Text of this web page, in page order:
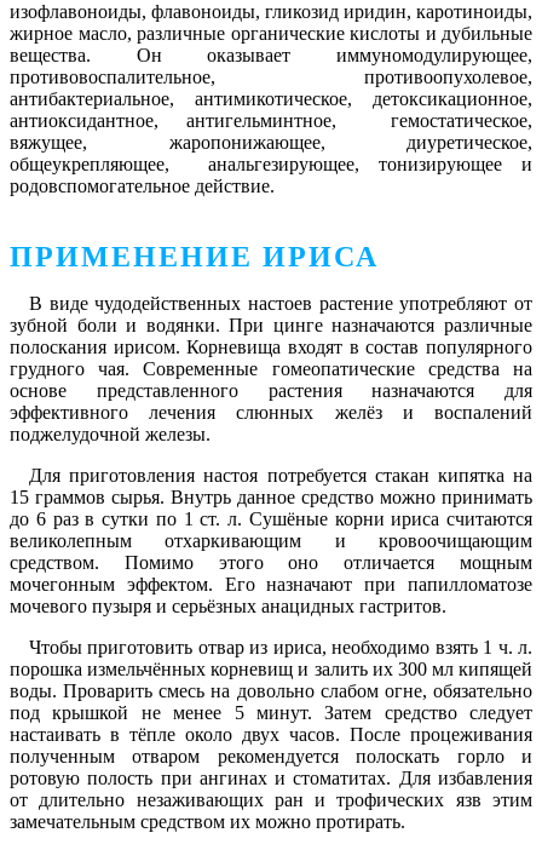
изофлавоноиды, флавоноиды, гликозид иридин, каротиноиды,
жирное масло, различные органические кислоты и дубильные
вещества. Он оказывает иммуномодулирующее,
противовоспалительное, противоопухолевое,
антибактериальное, антимикотическое, детоксикационное,
антиоксидантное, антигельминтное, гемостатическое,
вяжущее, жаропонижающее, диуретическое,
общеукрепляющее, анальгезирующее, тонизирующее и
родовспомогательное действие.
ПРИМЕНЕНИЕ ИРИСА
В виде чудодейственных настоев растение употребляют от
зубной боли и водянки. При цинге назначаются различные
полоскания ирисом. Корневища входят в состав популярного
грудного чая. Современные гомеопатические средства на
основе представленного растения назначаются для
эффективного лечения слюнных желёз и воспалений
поджелудочной железы.
Для приготовления настоя потребуется стакан кипятка на
15 граммов сырья. Внутрь данное средство можно принимать
до 6 раз в сутки по 1 ст. л. Сушёные корни ириса считаются
великолепным отхаркивающим и кровоочищающим
средством. Помимо этого оно отличается мощным
мочегонным эффектом. Его назначают при папилломатозе
мочевого пузыря и серьёзных анацидных гастритов.
Чтобы приготовить отвар из ириса, необходимо взять 1 ч. л.
порошка измельчённых корневищ и залить их 300 мл кипящей
воды. Проварить смесь на довольно слабом огне, обязательно
под крышкой не менее 5 минут. Затем средство следует
настаивать в тёпле около двух часов. После процеживания
полученным отваром рекомендуется полоскать горло и
ротовую полость при ангинах и стоматитах. Для избавления
от длительно незаживающих ран и трофических язв этим
замечательным средством их можно протирать.